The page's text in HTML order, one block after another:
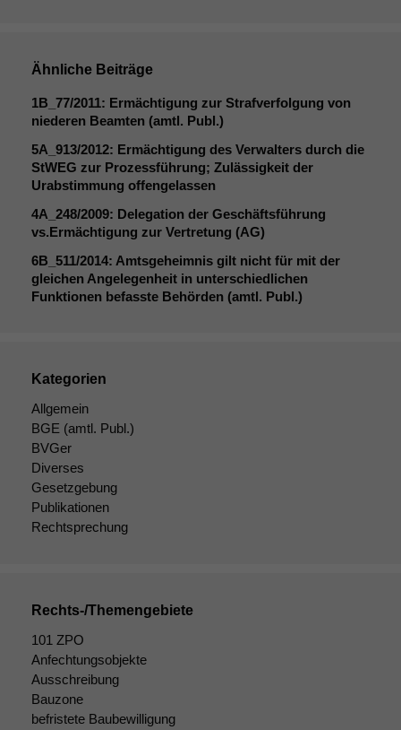
Ähnliche Beiträge
1B_77/2011: Ermächtigung zur Strafverfolgung von
niederen Beamten (amtl. Publ.)
5A_913/2012: Ermächtigung des Verwalters durch die
StWEG zur Prozessführung; Zulässigkeit der
Urabstimmung offengelassen
4A_248/2009: Delegation der Geschäftsführung
vs.Ermächtigung zur Vertretung (AG)
6B_511/2014: Amtsgeheimnis gilt nicht für mit der
gleichen Angelegenheit in unterschiedlichen
Funktionen befasste Behörden (amtl. Publ.)
Kategorien
Allgemein
BGE (amtl. Publ.)
BVGer
Diverses
Gesetzgebung
Publikationen
Rechtsprechung
Rechts-/Themengebiete
101 ZPO
Anfechtungsobjekte
Ausschreibung
Bauzone
befristete Baubewilligung
werden kann.
Statistiken
Um unsere
verbessern,
zeichnen
anonyme
statistische
Daten auf.